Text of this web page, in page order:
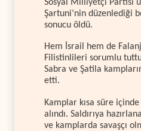
Sosyal Milliyetçi Partisi
Şartuni’nin düzenlediği
sonucu öldü.
Hem İsrail hem de
Filistinlileri sorumlu
Sabra ve Şatila
etti.
Kamplar kısa süre
alındı. Saldırıya
ve kamplarda savaşçı